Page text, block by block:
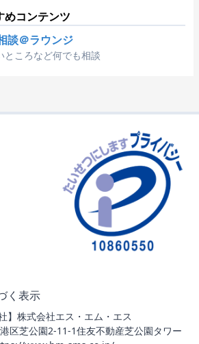
めコンテンツ
談＠ラウンジ
ところなど何でも相談
く表示
】株式会社エス・エム・エス
区芝公園2-11-1住友不動産芝公園タワー